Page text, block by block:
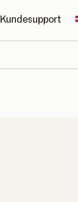
Kundesupport